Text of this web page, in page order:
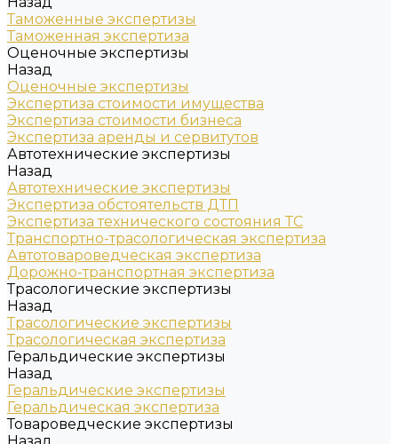
Таможенные экспертизы
Таможенная экспертиза
Оценочные экспертизы
Назад
Оценочные экспертизы
Экспертиза стоимости имущества
Экспертиза стоимости бизнеса
Экспертиза аренды и сервитутов
Автотехнические экспертизы
Назад
Автотехнические экспертизы
Экспертиза обстоятельств ДТП
Экспертиза технического состояния ТС
Транспортно-трасологическая экспертиза
Автотовароведческая экспертиза
Дорожно-транспортная экспертиза
Трасологические экспертизы
Назад
Трасологические экспертизы
Трасологическая экспертиза
Геральдические экспертизы
Назад
Геральдические экспертизы
Геральдическая экспертиза
Товароведческие экспертизы